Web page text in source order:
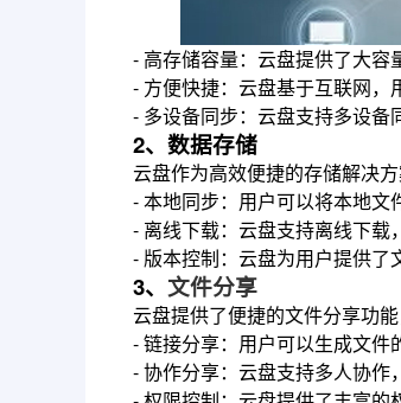
- 高存储容量：云盘提供了大容
- 方便快捷：云盘基于互联网，
- 多设备同步：云盘支持多设
2、数据存储
云盘作为高效便捷的存储解决
- 本地同步：用户可以将本地文
- 离线下载：云盘支持离线下载
- 版本控制：云盘为用户提供了
3、 文件分享
云盘提供了便捷的文件分享功
- 链接分享：用户可以生成文件
- 协作分享：云盘支持多人协作